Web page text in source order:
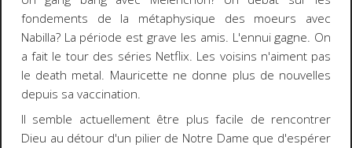
fondements de la métaphysique des moeurs avec
Nabilla? La période est grave les amis. L'ennui gagne. On
a fait le tour des séries Netflix. Les voisins n'aiment pas
le death metal. Mauricette ne donne plus de nouvelles
depuis sa vaccination.
Il semble actuellement être plus facile de rencontrer
Dieu au détour d'un pilier de Notre Dame que d'espérer